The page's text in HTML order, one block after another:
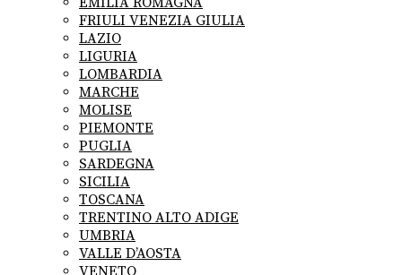
FRIULI VENEZIA GIULIA
LAZIO
LIGURIA
LOMBARDIA
MARCHE
MOLISE
PIEMONTE
PUGLIA
SARDEGNA
SICILIA
TOSCANA
TRENTINO ALTO ADIGE
UMBRIA
VALLE D’AOSTA
VENETO